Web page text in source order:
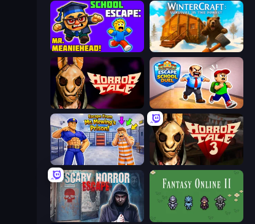
WinterCraft: Survival in the Forest
Horror Tale Escape School Duel
Escape From Mr.Meawing's Prison!
Scary Horror Escape Room